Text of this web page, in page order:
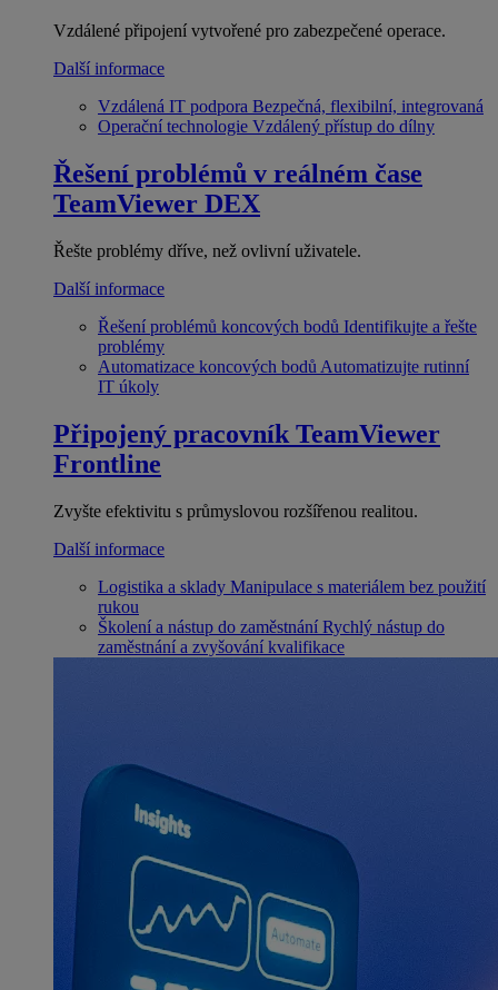
Vzdálené připojení vytvořené pro zabezpečené operace.
Další informace
Vzdálená IT podpora Bezpečná, flexibilní, integrovaná
Operační technologie Vzdálený přístup do dílny
Řešení problémů v reálném čase
TeamViewer DEX
Řešte problémy dříve, než ovlivní uživatele.
Další informace
Řešení problémů koncových bodů Identifikujte a řešte
problémy
Automatizace koncových bodů Automatizujte rutinní
IT úkoly
Připojený pracovník TeamViewer
Frontline
Zvyšte efektivitu s průmyslovou rozšířenou realitou.
Další informace
Logistika a sklady Manipulace s materiálem bez použití
rukou
Školení a nástup do zaměstnání Rychlý nástup do
zaměstnání a zvyšování kvalifikace